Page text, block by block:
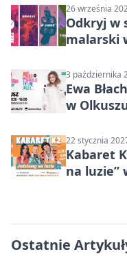
26 września
Odkryj w
malarski
3 października
Ewa
w
22 stycznia
Kabaret
na luzie”
Ostatnie